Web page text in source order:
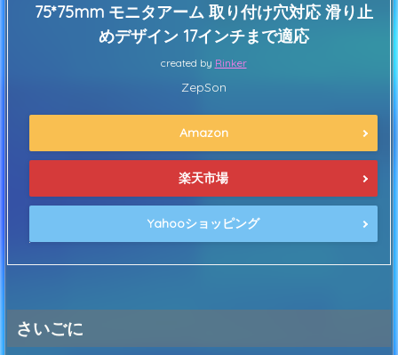
75*75mm モニタアーム 取り付け穴対応 滑り止
めデザイン 17インチまで適応
created by Rinker
ZepSon
Amazon
楽天市場
Yahooショッピング
さいごに